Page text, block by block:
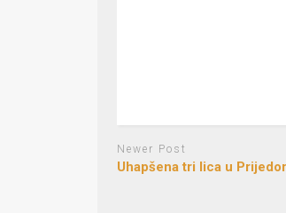
Newer Post
Uhapšena tri lica u